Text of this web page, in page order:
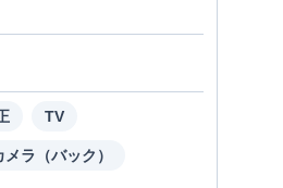
TV
メラ（バック）